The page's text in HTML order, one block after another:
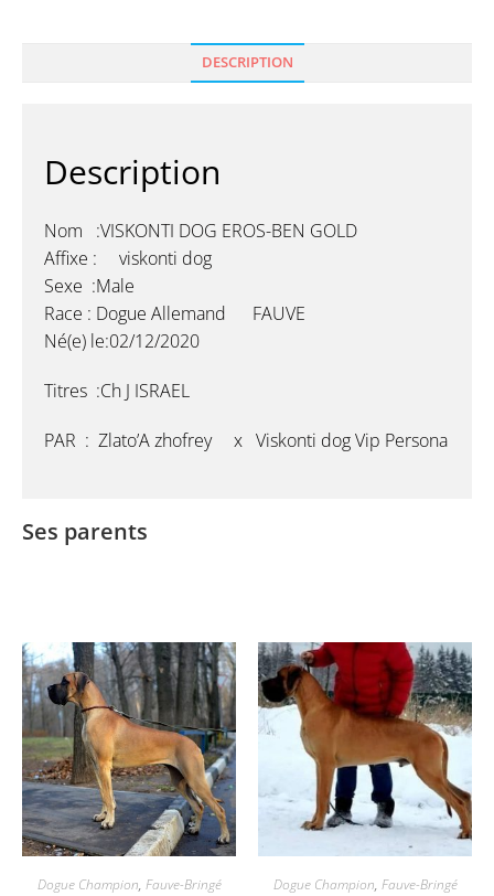
DESCRIPTION
Description
Nom :VISKONTI DOG EROS-BEN GOLD
Affixe : viskonti dog
Sexe :Male
Race : Dogue Allemand FAUVE
Né(e) le:02/12/2020
Titres :Ch J ISRAEL
PAR : Zlato’A zhofrey x Viskonti dog Vip Persona
Ses parents
Dogue Champion, Fauve-Bringé Dogue Champion, Fauve-Bringé